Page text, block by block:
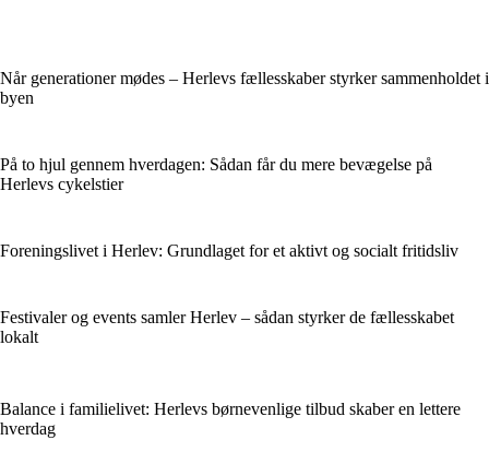
Når generationer mødes – Herlevs fællesskaber styrker sammenholdet i
byen
På to hjul gennem hverdagen: Sådan får du mere bevægelse på
Herlevs cykelstier
Foreningslivet i Herlev: Grundlaget for et aktivt og socialt fritidsliv
Festivaler og events samler Herlev – sådan styrker de fællesskabet
lokalt
Balance i familielivet: Herlevs børnevenlige tilbud skaber en lettere
hverdag